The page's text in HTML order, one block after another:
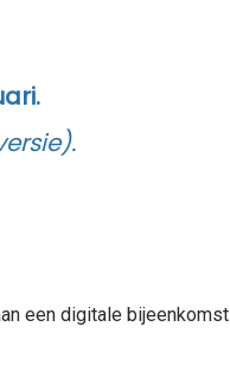
een digitale bijeenkomst